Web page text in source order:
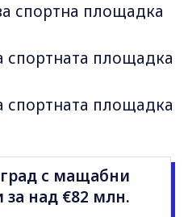
спортна площадка
спортната площадка
спортната площадка
с мащабни
за над €82 млн.